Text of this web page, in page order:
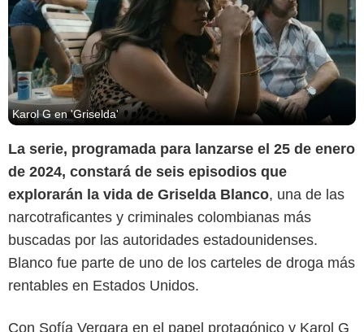
Karol G en 'Griselda'
La serie, programada para lanzarse el 25 de enero
de 2024, constará de seis episodios que
explorarán la vida de Griselda Blanco, una de las
narcotraficantes y criminales colombianas más
buscadas por las autoridades estadounidenses.
Blanco fue parte de uno de los carteles de droga más
rentables en Estados Unidos.
Con Sofía Vergara en el papel protagónico y Karol G